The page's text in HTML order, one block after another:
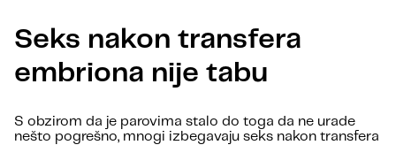
Seks nakon transfera
embriona nije tabu
S obzirom da je parovima stalo do toga da ne urade
nešto pogrešno, mnogi izbegavaju seks nakon transfera